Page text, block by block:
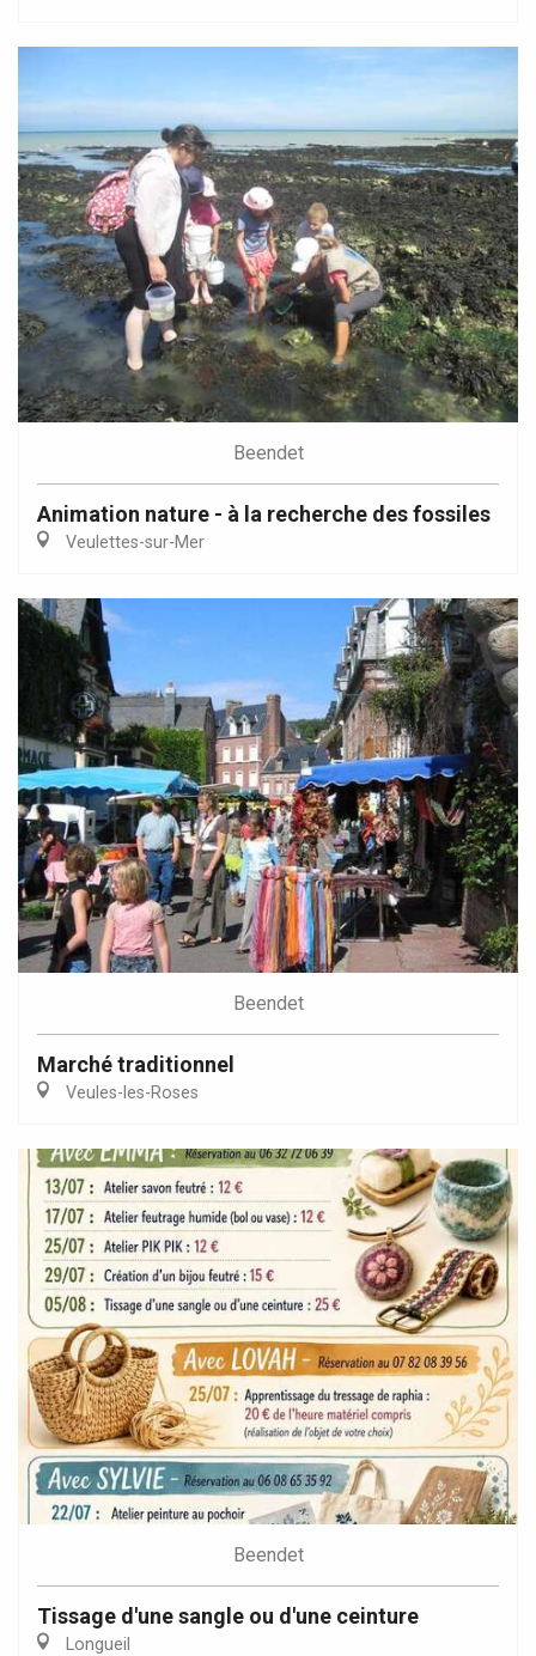
Beendet
Animation nature - à la recherche des fossiles
Veulettes-sur-Mer
Beendet
Marché traditionnel
Veules-les-Roses
Beendet
Tissage d'une sangle ou d'une ceinture
Longueil